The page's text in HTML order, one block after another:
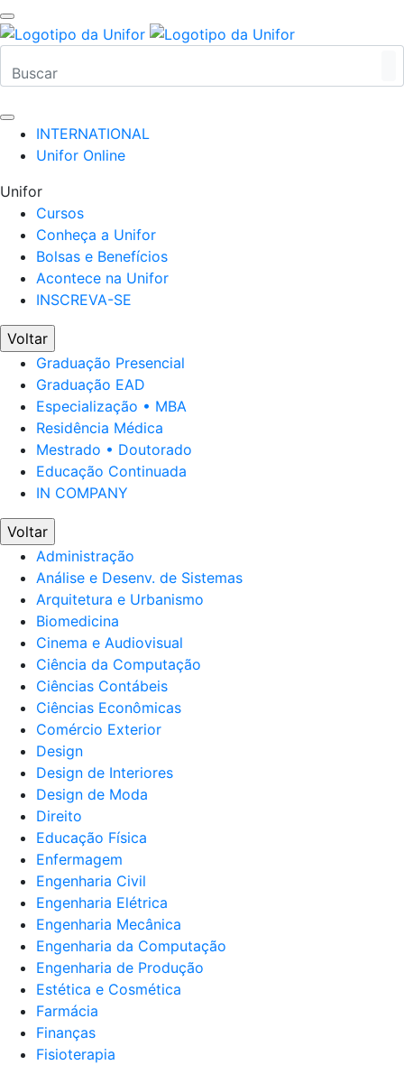
INTERNATIONAL
Unifor Online
Unifor
Cursos
Conheça a Unifor
Bolsas e Benefícios
Acontece na Unifor
INSCREVA-SE
Voltar
Graduação Presencial
Graduação EAD
Especialização • MBA
Residência Médica
Mestrado • Doutorado
Educação Continuada
IN COMPANY
Voltar
Administração
Análise e Desenv. de Sistemas
Arquitetura e Urbanismo
Biomedicina
Cinema e Audiovisual
Ciência da Computação
Ciências Contábeis
Ciências Econômicas
Comércio Exterior
Design
Design de Interiores
Design de Moda
Direito
Educação Física
Enfermagem
Engenharia Civil
Engenharia Elétrica
Engenharia Mecânica
Engenharia da Computação
Engenharia de Produção
Estética e Cosmética
Farmácia
Finanças
Fisioterapia